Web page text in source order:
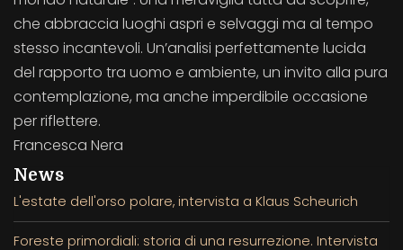
che abbraccia luoghi aspri e selvaggi ma al tempo
stesso incantevoli. Un’analisi perfettamente lucida
del rapporto tra uomo e ambiente, un invito alla pura
contemplazione, ma anche imperdibile occasione
per riflettere.
Francesca Nera
News
L'estate dell'orso polare, intervista a Klaus Scheurich
Foreste primordiali: storia di una resurrezione. Intervista